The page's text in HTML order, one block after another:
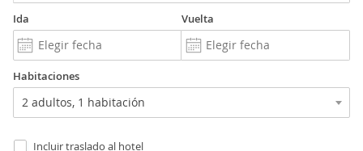
Ida Vuelta
Habitaciones
Incluir traslado al hotel